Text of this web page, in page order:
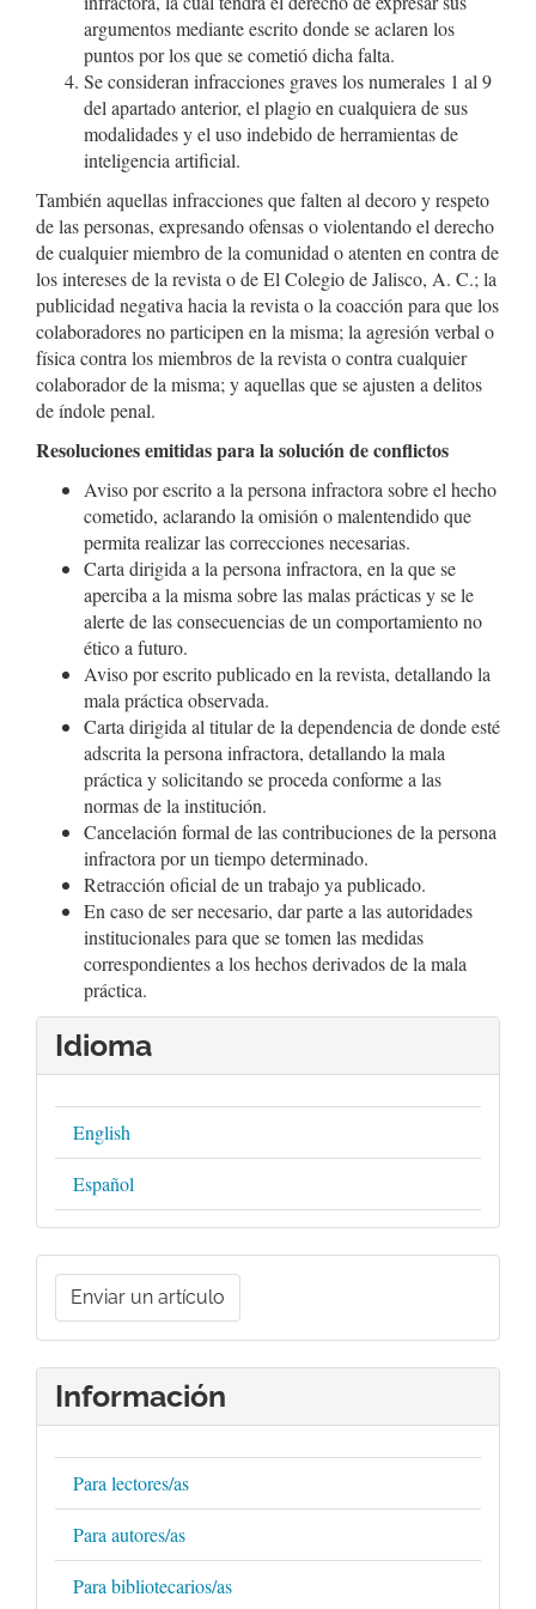
argumentos mediante escrito donde se aclaren los
puntos por los que se cometió dicha falta.
Se consideran infracciones graves los numerales 1 al 9
del apartado anterior, el plagio en cualquiera de sus
modalidades y el uso indebido de herramientas de
inteligencia artificial.
También aquellas infracciones que falten al decoro y respeto
de las personas, expresando ofensas o violentando el derecho
de cualquier miembro de la comunidad o atenten en contra de
los intereses de la revista o de El Colegio de Jalisco, A. C.; la
publicidad negativa hacia la revista o la coacción para que los
colaboradores no participen en la misma; la agresión verbal o
física contra los miembros de la revista o contra cualquier
colaborador de la misma; y aquellas que se ajusten a delitos
de índole penal.
Resoluciones emitidas para la solución de conflictos
Aviso por escrito a la persona infractora sobre el hecho
cometido, aclarando la omisión o malentendido que
permita realizar las correcciones necesarias.
Carta dirigida a la persona infractora, en la que se
aperciba a la misma sobre las malas prácticas y se le
alerte de las consecuencias de un comportamiento no
ético a futuro.
Aviso por escrito publicado en la revista, detallando la
mala práctica observada.
Carta dirigida al titular de la dependencia de donde esté
adscrita la persona infractora, detallando la mala
práctica y solicitando se proceda conforme a las
normas de la institución.
Cancelación formal de las contribuciones de la persona
infractora por un tiempo determinado.
Retracción oficial de un trabajo ya publicado.
En caso de ser necesario, dar parte a las autoridades
institucionales para que se tomen las medidas
correspondientes a los hechos derivados de la mala
práctica.
Idioma
English
Español
Enviar
artículo
Enviar un artículo
Información
Para lectores/as
Para autores/as
Para bibliotecarios/as